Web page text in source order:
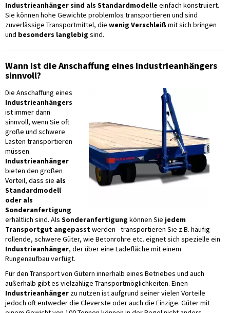
Industrieanhänger sind als Standardmodelle einfach konstruiert.
Sie können hohe Gewichte problemlos transportieren und sind
zuverlässige Transportmittel, die wenig Verschleißmit sich bringen
und besonders langlebig sind.
Wann ist die Anschaffung eines Industrieanhängers
sinnvoll?
Die Anschaffung eines
Industrieanhängers
ist immer dann
sinnvoll, wenn Sie oft
große und schwere
Lasten transportieren
müssen.
Industrieanhänger
bieten den großen
Vorteil, dass sie als
Standardmodell
oder als
Sonderanfertigung
erhältlich sind. Als Sonderanfertigung können Sie jedem
Transportgut angepasstwerden - transportieren Sie z.B. häufig
rollende, schwere Güter, wie Betonrohre etc. eignet sich spezielle ein
Industrieanhänger, der über eine Ladefläche mit einem
Rungenaufbau verfügt.
Für den Transport von Gütern innerhalb eines Betriebes und auch
außerhalb gibt es vielzählige Transportmöglichkeiten. Einen
Industrieanhänger zu nutzen ist aufgrund seiner vielen Vorteile
jedoch oft entweder die Cleverste oder auch die Einzige. Güter mit